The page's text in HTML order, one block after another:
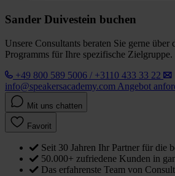
Sander Duivestein buchen
Unsere Consultants beraten Sie gerne über
Programms für Ihre spezifische Zielgruppe.
+49 800 589 5006 / +3110 433 33 22
info@speakersacademy.com Angebot
Mit uns chatten
Favorit
Seit 30 Jahren Ihr Partner für die
50.000+ zufriedene Kunden in
Das erfahrenste Team von